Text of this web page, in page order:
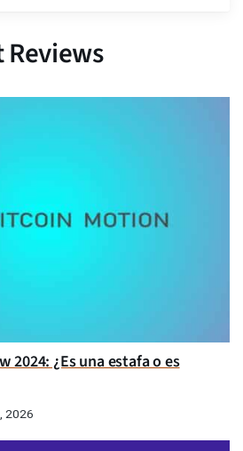
2024: ¿Es una estafa o es
2026